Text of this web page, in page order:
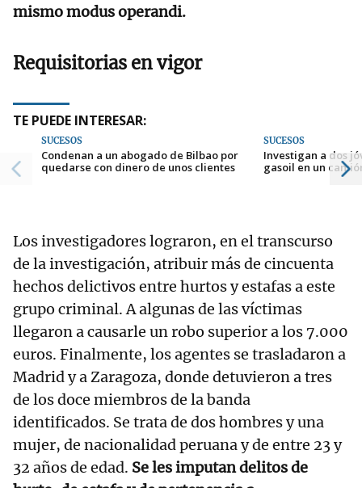
mismo modus operandi.
Requisitorias en vigor
TE PUEDE INTERESAR:
SUCESOS
Condenan a un abogado de Bilbao por
quedarse con dinero de unos clientes
SUCESOS
Investigan a dos
gasoil en un
Los investigadores lograron, en el transcurso
de la investigación, atribuir más de cincuenta
hechos delictivos entre hurtos y estafas a este
grupo criminal. A algunas de las víctimas
llegaron a causarle un robo superior a los 7.000
euros. Finalmente, los agentes se trasladaron a
Madrid y a Zaragoza, donde detuvieron a tres
de los doce miembros de la banda
identificados. Se trata de dos hombres y una
mujer, de nacionalidad peruana y de entre 23 y
32 años de edad. Se les imputan delitos de